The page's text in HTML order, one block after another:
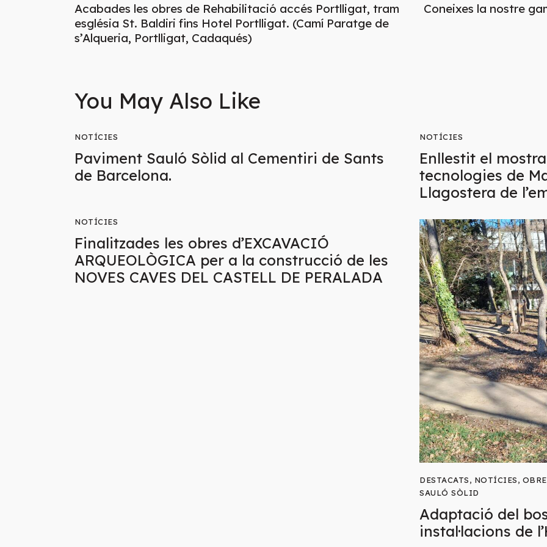
Acabades les obres de Rehabilitació accés Portlligat, tram
església St. Baldiri fins Hotel Portlligat. (Camí Paratge de
s’Alqueria, Portlligat, Cadaqués)
Coneixes la nostre
You May Also Like
NOTÍCIES
Paviment Sauló Sòlid al Cementiri de Sants
de Barcelona.
NOTÍCIES
Enllestit el
tecnologies de
Llagostera de
NOTÍCIES
Finalitzades les obres d’EXCAVACIÓ
ARQUEOLÒGICA per a la construcció de les
NOVES CAVES DEL CASTELL DE PERALADA
DESTACATS, NOTÍCIES,
SAULÓ SÒLID
Adaptació del
instal·lacions de